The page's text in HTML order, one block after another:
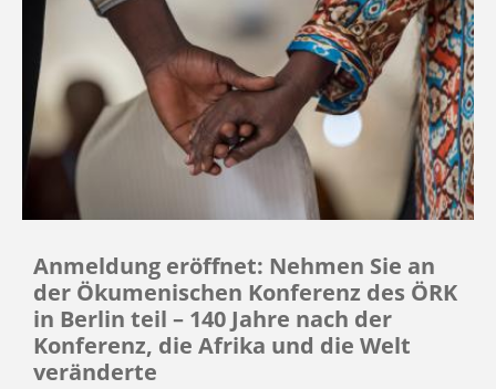
Anmeldung eröffnet: Nehmen Sie an
der Ökumenischen Konferenz des ÖRK
in Berlin teil – 140 Jahre nach der
Konferenz, die Afrika und die Welt
veränderte